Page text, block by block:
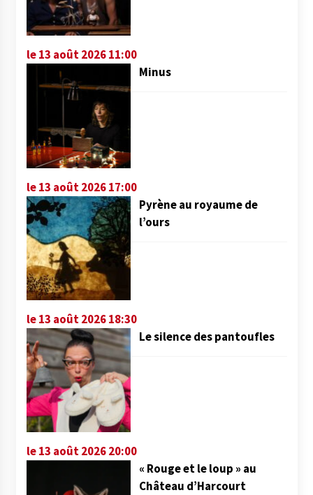
le 13 août 2026 11:00
Minus
le 13 août 2026 17:00
Pyrène au royaume de
l’ours
le 13 août 2026 18:30
Le silence des pantoufles
le 13 août 2026 20:00
« Rouge et le loup » au
Château d’Harcourt